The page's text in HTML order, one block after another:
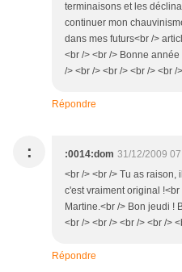
terminaisons et les
continuer mon
dans mes futurs<br />
<br /> <br /> Bonne
/> <br /> <br /> <br /> <br /
Répondre
: :0014:dom 31/12/2009
<br /> <br /> Tu as raison,
c'est vraiment original
Martine.<br /> Bon jeudi !
<br /> <br /> <br /> <br />
Répondre